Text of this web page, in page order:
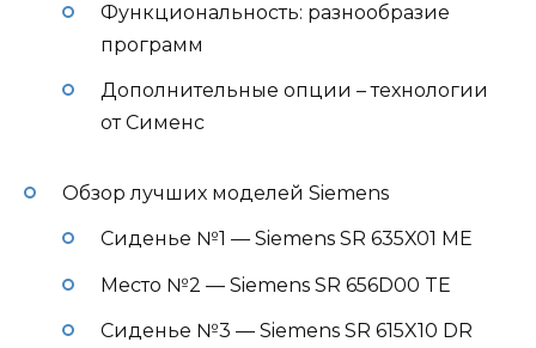
Функциональность: разнообразие
программ
Дополнительные опции – технологии
от Сименс
Обзор лучших моделей Siemens
Сиденье №1 — Siemens SR 635X01 ME
Место №2 — Siemens SR 656D00 TE
Сиденье №3 — Siemens SR 615X10 DR